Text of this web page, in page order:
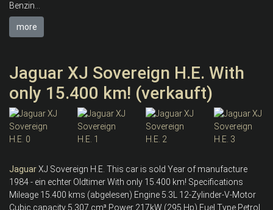
Benzin...
more
Jaguar XJ Sovereign H.E. With
only 15.400 km! (verkauft)
JaguarXJ Sovereign H.E. This car is sold Year of manufacture
1984 - ein echter Oldtimer With only 15.400 km! Specifications
Mileage 15.400 kms (abgelesen) Engine 5.3L 12-Zylinder-V-Motor
Cubic capacity 5.307 cm³ Power 217kW (295 Hp) Fuel Type Petrol